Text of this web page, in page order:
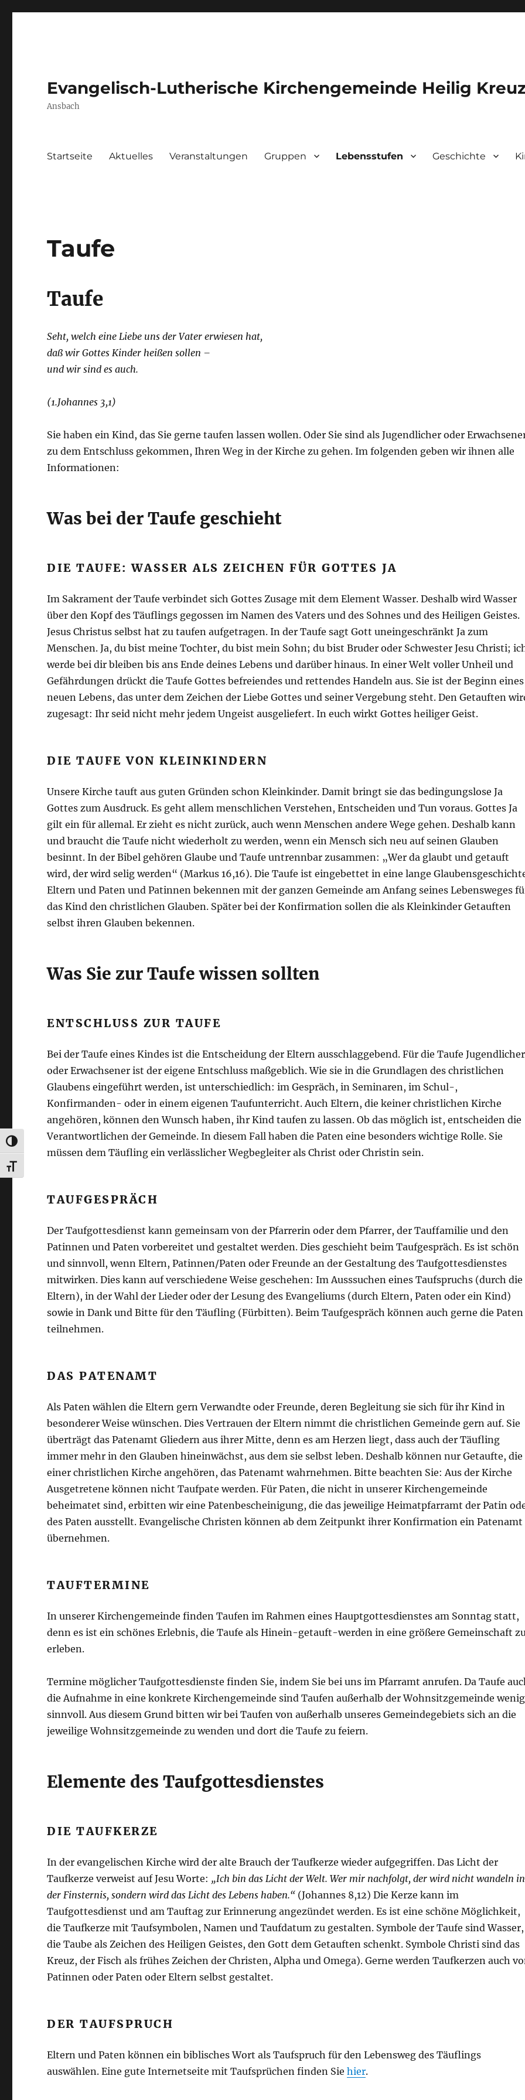
UMSCHALTEN AUF HOHE KONTRASTE
SCHRIFT VERGRÖSSERN
Evangelisch-Lutherische Kirchengemeinde Heilig
Ansbach
Startseite Aktuelles Veranstaltungen Gruppen Lebensstufen Geschichte
Taufe
Taufe
Seht, welch eine Liebe uns der Vater erwiesen hat,
daß wir Gottes Kinder heißen sollen –
und wir sind es auch.
(1.Johannes 3,1)
Sie haben ein Kind, das Sie gerne taufen lassen wollen. Oder Sie sind als Jugendlicher oder
zu dem Entschluss gekommen, Ihren Weg in der Kirche zu gehen. Im folgenden geben wir ihnen alle
Informationen:
Was bei der Taufe geschieht
DIE TAUFE: WASSER ALS ZEICHEN FÜR GOTTES JA
Im Sakrament der Taufe verbindet sich Gottes Zusage mit dem Element Wasser. Deshalb wird Wasser
über den Kopf des Täuflings gegossen im Namen des Vaters und des Sohnes und des Heiligen Geistes.
Jesus Christus selbst hat zu taufen aufgetragen. In der Taufe sagt Gott uneingeschränkt Ja zum
Menschen. Ja, du bist meine Tochter, du bist mein Sohn; du bist Bruder oder Schwester Jesu Christi;
werde bei dir bleiben bis ans Ende deines Lebens und darüber hinaus. In einer Welt voller Unheil und
Gefährdungen drückt die Taufe Gottes befreiendes und rettendes Handeln aus. Sie ist der Beginn eines
neuen Lebens, das unter dem Zeichen der Liebe Gottes und seiner Vergebung steht. Den Getauften
zugesagt: Ihr seid nicht mehr jedem Ungeist ausgeliefert. In euch wirkt Gottes heiliger Geist.
DIE TAUFE VON KLEINKINDERN
Unsere Kirche tauft aus guten Gründen schon Kleinkinder. Damit bringt sie das bedingungslose Ja
Gottes zum Ausdruck. Es geht allem menschlichen Verstehen, Entscheiden und Tun voraus. Gottes Ja
gilt ein für allemal. Er zieht es nicht zurück, auch wenn Menschen andere Wege gehen. Deshalb kann
und braucht die Taufe nicht wiederholt zu werden, wenn ein Mensch sich neu auf seinen Glauben
besinnt. In der Bibel gehören Glaube und Taufe untrennbar zusammen: „Wer da glaubt und getauft
wird, der wird selig werden“ (Markus 16,16). Die Taufe ist eingebettet in eine lange
Eltern und Paten und Patinnen bekennen mit der ganzen Gemeinde am Anfang seines Lebensweges
das Kind den christlichen Glauben. Später bei der Konfirmation sollen die als Kleinkinder Getauften
selbst ihren Glauben bekennen.
Was Sie zur Taufe wissen sollten
ENTSCHLUSS ZUR TAUFE
Bei der Taufe eines Kindes ist die Entscheidung der Eltern ausschlaggebend. Für die Taufe Jugendlicher
oder Erwachsener ist der eigene Entschluss maßgeblich. Wie sie in die Grundlagen des christlichen
Glaubens eingeführt werden, ist unterschiedlich: im Gespräch, in Seminaren, im Schul-,
Konfirmanden- oder in einem eigenen Taufunterricht. Auch Eltern, die keiner christlichen Kirche
angehören, können den Wunsch haben, ihr Kind taufen zu lassen. Ob das möglich ist, entscheiden die
Verantwortlichen der Gemeinde. In diesem Fall haben die Paten eine besonders wichtige Rolle. Sie
müssen dem Täufling ein verlässlicher Wegbegleiter als Christ oder Christin sein.
TAUFGESPRÄCH
Der Taufgottesdienst kann gemeinsam von der Pfarrerin oder dem Pfarrer, der Tauffamilie und den
Patinnen und Paten vorbereitet und gestaltet werden. Dies geschieht beim Taufgespräch. Es ist schön
und sinnvoll, wenn Eltern, Patinnen/Paten oder Freunde an der Gestaltung des Taufgottesdienstes
mitwirken. Dies kann auf verschiedene Weise geschehen: Im Ausssuchen eines Taufspruchs (durch die
Eltern), in der Wahl der Lieder oder der Lesung des Evangeliums (durch Eltern, Paten oder ein Kind)
sowie in Dank und Bitte für den Täufling (Fürbitten). Beim Taufgespräch können auch gerne die Paten
teilnehmen.
DAS PATENAMT
Als Paten wählen die Eltern gern Verwandte oder Freunde, deren Begleitung sie sich für ihr Kind in
besonderer Weise wünschen. Dies Vertrauen der Eltern nimmt die christlichen Gemeinde gern auf. Sie
überträgt das Patenamt Gliedern aus ihrer Mitte, denn es am Herzen liegt, dass auch der Täufling
immer mehr in den Glauben hineinwächst, aus dem sie selbst leben. Deshalb können nur Getaufte, die
einer christlichen Kirche angehören, das Patenamt wahrnehmen. Bitte beachten Sie: Aus der Kirche
Ausgetretene können nicht Taufpate werden. Für Paten, die nicht in unserer Kirchengemeinde
beheimatet sind, erbitten wir eine Patenbescheinigung, die das jeweilige Heimatpfarramt der Patin
des Paten ausstellt. Evangelische Christen können ab dem Zeitpunkt ihrer Konfirmation ein Patenamt
übernehmen.
TAUFTERMINE
In unserer Kirchengemeinde finden Taufen im Rahmen eines Hauptgottesdienstes am Sonntag statt,
denn es ist ein schönes Erlebnis, die Taufe als Hinein-getauft-werden in eine größere Gemeinschaft
erleben.
Termine möglicher Taufgottesdienste finden Sie, indem Sie bei uns im Pfarramt anrufen. Da Taufe
die Aufnahme in eine konkrete Kirchengemeinde sind Taufen außerhalb der Wohnsitzgemeinde wenig
sinnvoll. Aus diesem Grund bitten wir bei Taufen von außerhalb unseres Gemeindegebiets sich an die
jeweilige Wohnsitzgemeinde zu wenden und dort die Taufe zu feiern.
Elemente des Taufgottesdienstes
DIE TAUFKERZE
In der evangelischen Kirche wird der alte Brauch der Taufkerze wieder aufgegriffen. Das Licht der
Taufkerze verweist auf Jesu Worte: „Ich bin das Licht der Welt. Wer mir nachfolgt, der wird nicht wandeln in
der Finsternis, sondern wird das Licht des Lebens haben.“ (Johannes 8,12) Die Kerze kann im
Taufgottesdienst und am Tauftag zur Erinnerung angezündet werden. Es ist eine schöne Möglichkeit,
die Taufkerze mit Taufsymbolen, Namen und Taufdatum zu gestalten. Symbole der Taufe sind Wasser,
die Taube als Zeichen des Heiligen Geistes, den Gott dem Getauften schenkt. Symbole Christi sind das
Kreuz, der Fisch als frühes Zeichen der Christen, Alpha und Omega). Gerne werden Taufkerzen auch
Patinnen oder Paten oder Eltern selbst gestaltet.
DER TAUFSPRUCH
Eltern und Paten können ein biblisches Wort als Taufspruch für den Lebensweg des Täuflings
auswählen. Eine gute Internetseite mit Taufsprüchen finden Siehier.